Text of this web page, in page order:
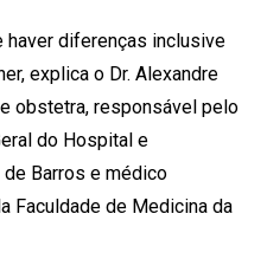
haver diferenças inclusive
explica o Dr. Alexandre
obstetra, responsável pelo
do Hospital e
Barros e médico
Faculdade de Medicina da